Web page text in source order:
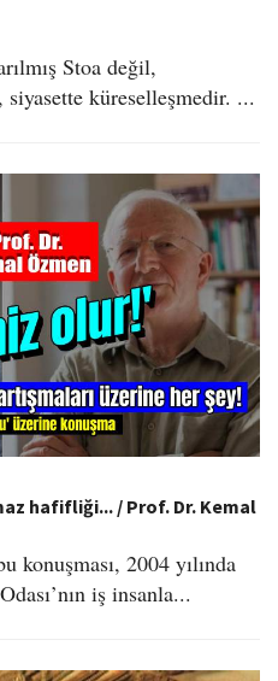
Stoa değil,
küreselleşmedir. ...
hafifliği... / Prof. Dr. Kemal
konuşması, 2004 yılında
iş insanla...